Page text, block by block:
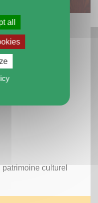
m. sur enrouleur.
culturel
all